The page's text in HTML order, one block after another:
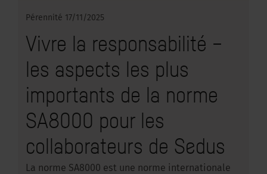
Pérennité 17/11/2025
Vivre la responsabilité –
les aspects les plus
importants de la norme
SA8000 pour les
collaborateurs de Sedus
La norme SA8000 est une norme internationale